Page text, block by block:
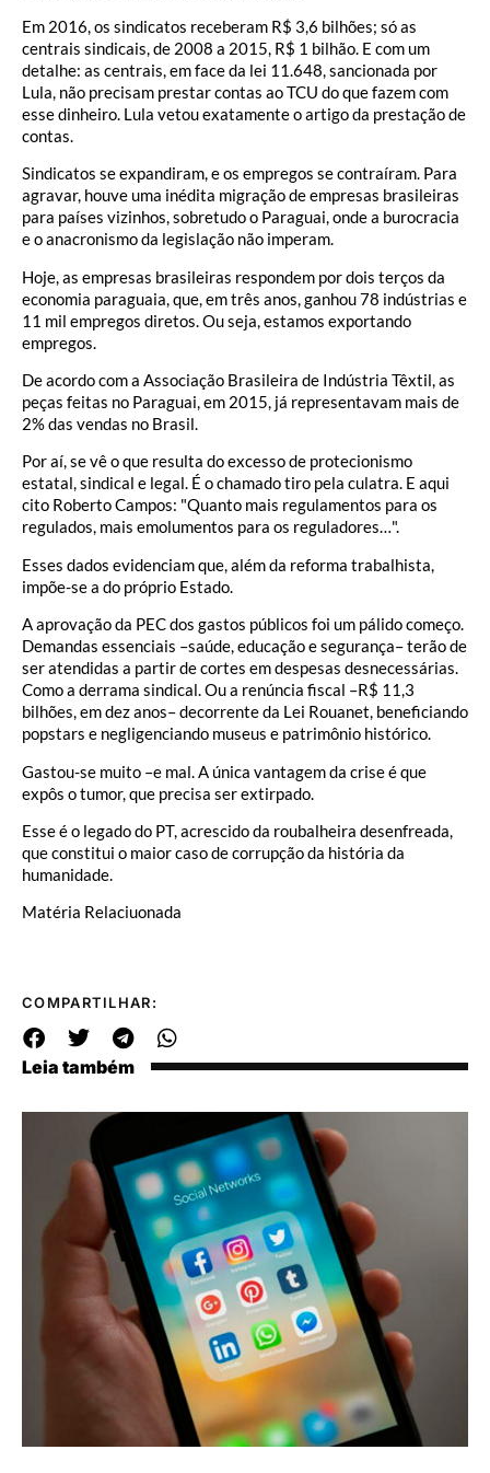
Em 2016, os sindicatos receberam R$ 3,6 bilhões; só as
centrais sindicais, de 2008 a 2015, R$ 1 bilhão. E com um
detalhe: as centrais, em face da lei 11.648, sancionada por
Lula, não precisam prestar contas ao TCU do que fazem com
esse dinheiro. Lula vetou exatamente o artigo da prestação de
contas.
Sindicatos se expandiram, e os empregos se contraíram. Para
agravar, houve uma inédita migração de empresas brasileiras
para países vizinhos, sobretudo o Paraguai, onde a burocracia
e o anacronismo da legislação não imperam.
Hoje, as empresas brasileiras respondem por dois terços da
economia paraguaia, que, em três anos, ganhou 78 indústrias e
11 mil empregos diretos. Ou seja, estamos exportando
empregos.
De acordo com a Associação Brasileira de Indústria Têxtil, as
peças feitas no Paraguai, em 2015, já representavam mais de
2% das vendas no Brasil.
Por aí, se vê o que resulta do excesso de protecionismo
estatal, sindical e legal. É o chamado tiro pela culatra. E aqui
cito Roberto Campos: "Quanto mais regulamentos para os
regulados, mais emolumentos para os reguladores…".
Esses dados evidenciam que, além da reforma trabalhista,
impõe-se a do próprio Estado.
A aprovação da PEC dos gastos públicos foi um pálido começo.
Demandas essenciais –saúde, educação e segurança– terão de
ser atendidas a partir de cortes em despesas desnecessárias.
Como a derrama sindical. Ou a renúncia fiscal –R$ 11,3
bilhões, em dez anos– decorrente da Lei Rouanet, beneficiando
popstars e negligenciando museus e patrimônio histórico.
Gastou-se muito –e mal. A única vantagem da crise é que
expôs o tumor, que precisa ser extirpado.
Esse é o legado do PT, acrescido da roubalheira desenfreada,
que constitui o maior caso de corrupção da história da
humanidade.
Matéria Relaciuonada
COMPARTILHAR:
Leia também